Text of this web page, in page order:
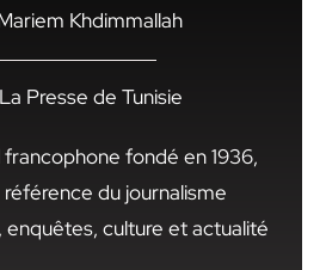
Khdimmallah
Presse de Tunisie
fondé en 1936,
du journalisme
enquêtes, culture et actualité